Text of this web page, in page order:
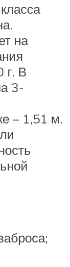
на
г. В
3-
– 1,51 м.